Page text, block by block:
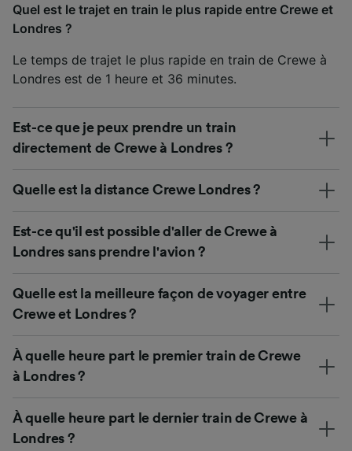
Quel est le trajet en train le plus rapide entre Crewe et
Londres ?
Le temps de trajet le plus rapide en train de Crewe à
Londres est de 1 heure et 36 minutes.
Est-ce que je peux prendre un train
directement de Crewe à Londres ?
Quelle est la distance Crewe Londres ?
Est-ce qu'il est possible d'aller de Crewe à
Londres sans prendre l'avion ?
Quelle est la meilleure façon de voyager entre
Crewe et Londres ?
À quelle heure part le premier train de Crewe
à Londres ?
À quelle heure part le dernier train de Crewe à
Londres ?